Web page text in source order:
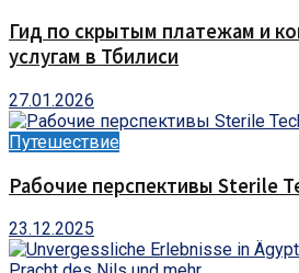
Гид по скрытым платежам и
услугам в Тбилиси
27.01.2026
Путешествие
Рабочие перспективы Sterile
23.12.2025